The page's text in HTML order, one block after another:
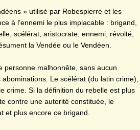
» utilisé par Robespierre et les
à l’ennemi le plus implacable : brigand,
scélérat, aristocrate, ennemi, révolté,
la Vendée ou le Vendéen.
personne malhonnête, sans aucun
Le scélérat (du latin crime),
crime. Si la définition du rebelle est plus
contre une autorité constituée, le
et plus encore ce brigand.